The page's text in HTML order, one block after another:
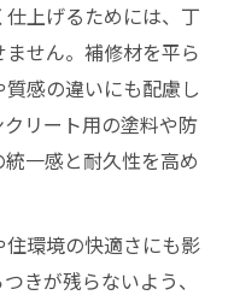
上げるためには、丁
せん。補修材を平ら
感の違いにも配慮し
リート用の塗料や防
一感と耐久性を高め
環境の快適さにも影
きが残らないよう、